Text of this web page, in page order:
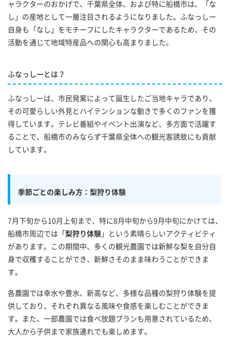
ャラクターのおかげで、千葉県全体、および特に船橋市は、「な
し」の産地として一層注目されるようになりました。ふなっしー
自身も「なし」をモチーフにしたキャラクターであるため、その
活動を通じて地域特産品への関心も高まりました。
ふなっしーとは？
ふなっしーは、市民発案によって誕生したご当地キャラであり、
その可愛らしい外見とハイテンションな動きで多くのファンを獲
得しています。テレビ番組やイベント出演など、多方面で活躍す
ることで、船橋市のみならず千葉県全体への観光客誘致にも貢献
しています。
季節ごとの楽しみ方：梨狩り体験
7月下旬から10月上旬まで、特に8月中旬から9月中旬にかけては、
船橋市周辺では「 梨狩り体験 」という素晴らしいアクティビティ
があります。この期間中、多くの観光農園では新鮮な梨を自分自
身で収穫することができ、新鮮さそのまま味わうことができま
す。
各農園では幸水や豊水、新高など、多様な品種の梨狩り体験を提
供しており、それぞれ異なる風味や食感を楽しむことができま
す。また、一部農園では食べ放題プランも用意されているため、
大人から子供まで家族連れでも楽しめます。